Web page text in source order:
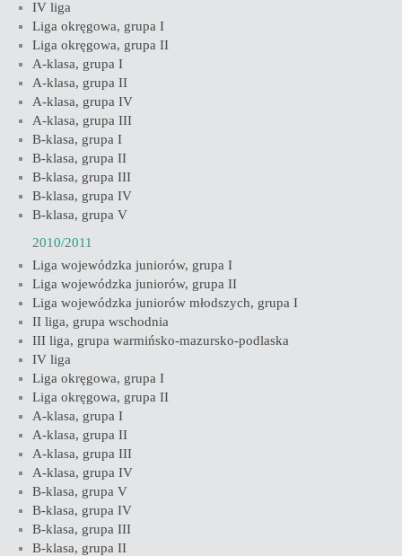
IV liga
Liga okręgowa, grupa I
Liga okręgowa, grupa II
A-klasa, grupa I
A-klasa, grupa II
A-klasa, grupa IV
A-klasa, grupa III
B-klasa, grupa I
B-klasa, grupa II
B-klasa, grupa III
B-klasa, grupa IV
B-klasa, grupa V
2010/2011
Liga wojewódzka juniorów, grupa I
Liga wojewódzka juniorów, grupa II
Liga wojewódzka juniorów młodszych, grupa I
II liga, grupa wschodnia
III liga, grupa warmińsko-mazursko-podlaska
IV liga
Liga okręgowa, grupa I
Liga okręgowa, grupa II
A-klasa, grupa I
A-klasa, grupa II
A-klasa, grupa III
A-klasa, grupa IV
B-klasa, grupa V
B-klasa, grupa IV
B-klasa, grupa III
B-klasa, grupa II